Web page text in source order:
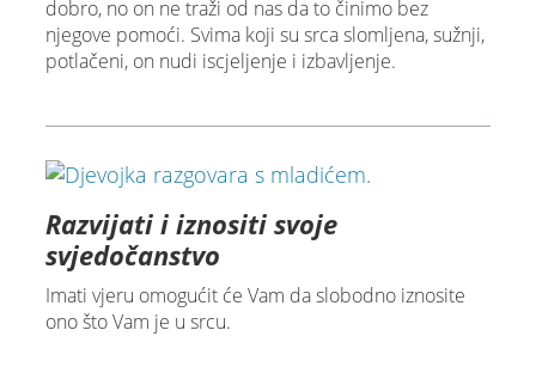
dobro, no on ne traži od nas da to činimo bez
njegove pomoći. Svima koji su srca slomljena, sužnji,
potlačeni, on nudi iscjeljenje i izbavljenje.
Razvijati i iznositi svoje
svjedočanstvo
Imati vjeru omogućit će Vam da slobodno iznosite
ono što Vam je u srcu.